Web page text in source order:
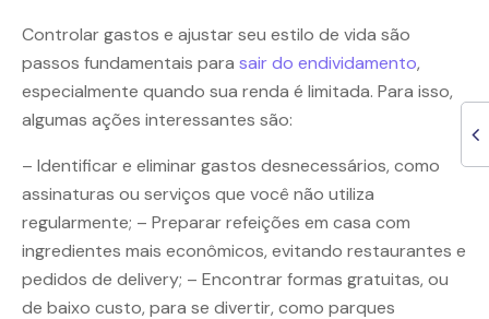
Controlar gastos e ajustar seu estilo de vida são
passos fundamentais para sair do endividamento,
especialmente quando sua renda é limitada. Para isso,
algumas ações interessantes são:
– Identificar e eliminar gastos desnecessários, como
assinaturas ou serviços que você não utiliza
regularmente; – Preparar refeições em casa com
ingredientes mais econômicos, evitando restaurantes e
pedidos de delivery; – Encontrar formas gratuitas, ou
de baixo custo, para se divertir, como parques